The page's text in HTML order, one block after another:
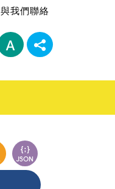
與我們聯絡